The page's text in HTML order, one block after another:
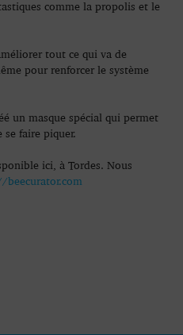
comme la propolis et le
tout ce qui va de
pour renforcer le système
un masque spécial qui permet
se faire piquer.
ici, à Tordes. Nous